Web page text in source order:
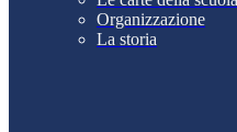
Organizzazione
La storia